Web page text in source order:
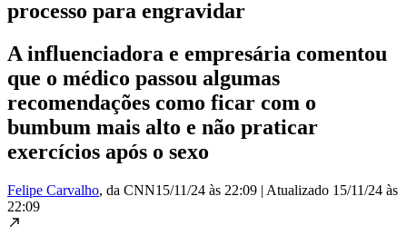
processo para engravidar
A influenciadora e empresária comentou
que o médico passou algumas
recomendações como ficar com o
bumbum mais alto e não praticar
exercícios após o sexo
Felipe Carvalho, da CNN15/11/24 às 22:09 | Atualizado 15/11/24 às
22:09